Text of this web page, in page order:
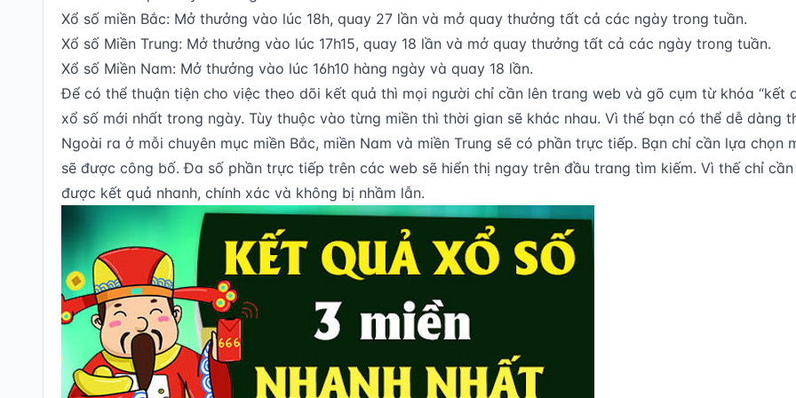
Xổ số miền Bắc: Mở thưởng vào lúc 18h, quay 27 lần và mở quay thưởng tất cả các ngày trong tuần.
Xổ số Miền Trung: Mở thưởng vào lúc 17h15, quay 18 lần và mở quay thưởng tất cả các ngày trong tuần.
Xổ số Miền Nam: Mở thưởng vào lúc 16h10 hàng ngày và quay 18 lần.
Để có thể thuận tiện cho việc theo dõi kết quả thì mọi người chỉ cần lên trang web và gõ cụm từ khóa “kết
xổ số mới nhất trong ngày. Tùy thuộc vào từng miền thì thời gian sẽ khác nhau. Vì thế bạn có thể dễ dàng
Ngoài ra ở mỗi chuyên mục miền Bắc, miền Nam và miền Trung sẽ có phần trực tiếp. Bạn chỉ cần lựa
sẽ được công bố. Đa số phần trực tiếp trên các web sẽ hiển thị ngay trên đầu trang tìm kiếm. Vì thế chỉ
được kết quả nhanh, chính xác và không bị nhầm lẫn.